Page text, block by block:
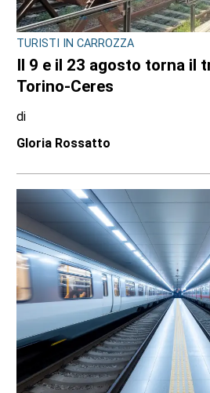
CONSIGLIO REGIONALE
Marcinelle, il presidente
italiani caduti sul lavoro in
mondo”
di
Redazione CRP